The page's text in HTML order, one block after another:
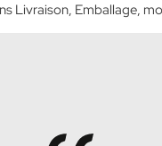
Livraison, Emballage,